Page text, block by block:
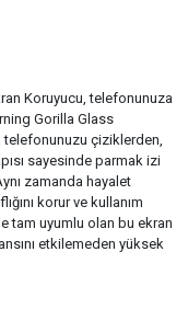
Koruyucu, telefonunuza
Gorilla Glass
çiziklerden,
sayesinde parmak izi
zamanda hayalet
korur ve kullanım
tam uyumlu olan bu ekran
etkilemeden yüksek